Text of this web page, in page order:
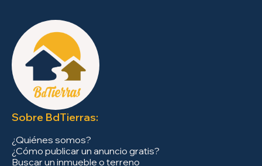
Sobre BdTierras:
¿Quiénes somos?
¿Cómo publicar un anuncio gratis?
Buscar un inmueble o terreno